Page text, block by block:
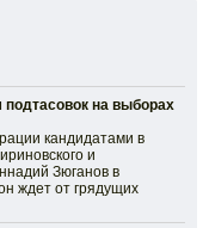
на выборах
кандидатами в
и
Зюганов в
ждет от грядущих